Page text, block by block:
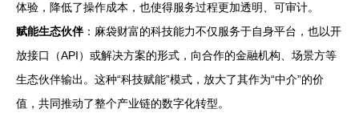
体验，降低了操作成本，也使得服务过程更加透明、可审计。
赋能生态伙伴：麻袋财富的科技能力不仅服务于自身平台，也以开
放接口（API）或解决方案的形式，向合作的金融机构、场景方等
生态伙伴输出。这种“科技赋能”模式，放大了其作为“中介”的价
值，共同推动了整个产业链的数字化转型。